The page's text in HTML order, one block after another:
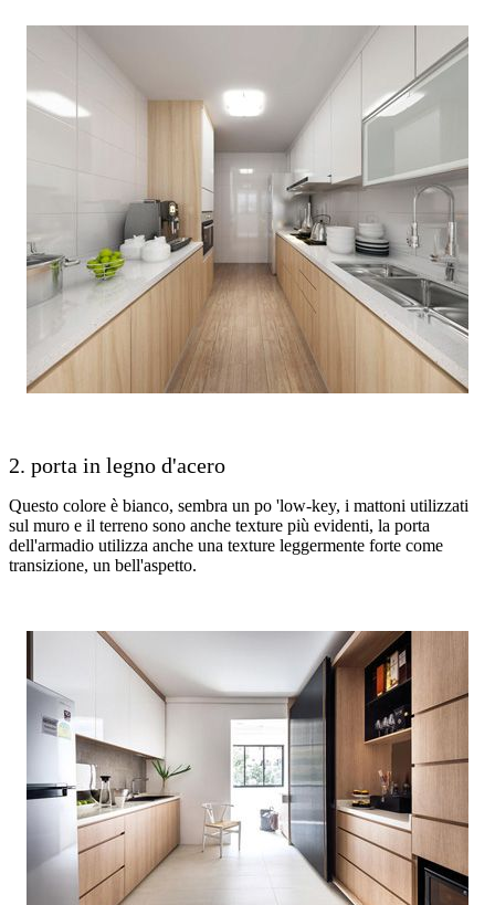
2. porta in legno d'acero
Questo colore è bianco, sembra un po 'low-key, i mattoni utilizzati
sul muro e il terreno sono anche texture più evidenti, la porta
dell'armadio utilizza anche una texture leggermente forte come
transizione, un bell'aspetto.